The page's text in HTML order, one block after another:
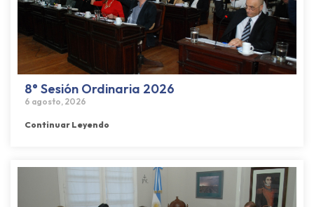
8° Sesión Ordinaria 2026
6 agosto, 2026
Continuar Leyendo